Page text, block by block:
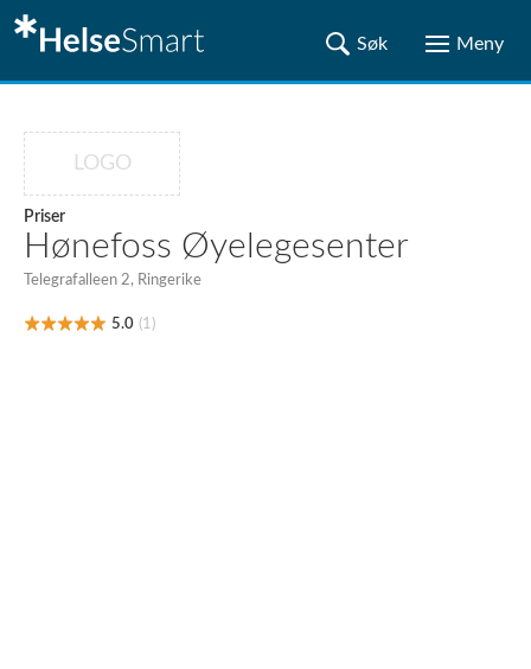
LOGO
Priser
Hønefoss Øyelegesenter
Telegrafalleen 2, Ringerike
5.0 (1)